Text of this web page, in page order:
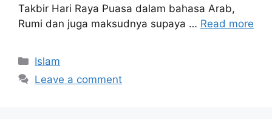
Takbir Hari Raya Puasa dalam bahasa Arab,
Rumi dan juga maksudnya supaya … Read more
Categories
Islam
Leave a comment